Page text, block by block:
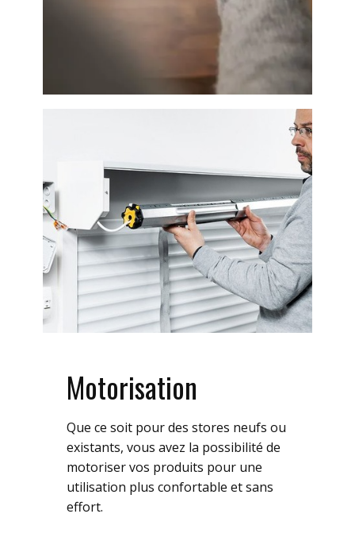
Motorisation
Que ce soit pour des stores neufs ou
existants, vous avez la possibilité de
motoriser vos produits pour une
utilisation plus confortable et sans
effort.